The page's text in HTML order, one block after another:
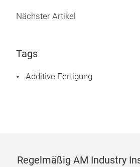
Nächster Artikel
Tags
Additive Fertigung
Regelmäßig AM Industry